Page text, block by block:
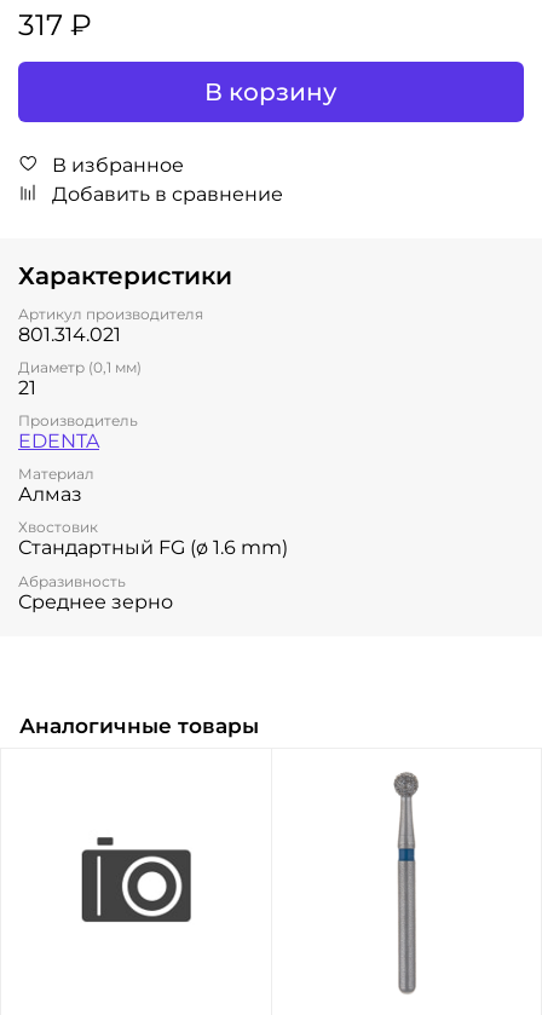
317 ₽
В корзину
В избранное
Добавить в сравнение
Характеристики
Артикул производителя
801.314.021
Диаметр (0,1 мм)
21
Производитель
EDENTA
Материал
Алмаз
Хвостовик
Стандартный FG (ø 1.6 mm)
Абразивность
Среднее зерно
Аналогичные товары